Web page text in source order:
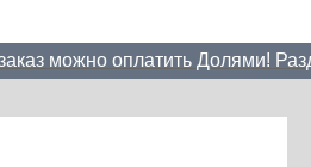
можно оплатить Долями!